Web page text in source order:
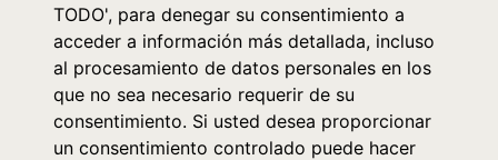
TODO', para denegar su consentimiento a
acceder a información más detallada, incluso
al procesamiento de datos personales en los
que no sea necesario requerir de su
consentimiento. Si usted desea proporcionar
un consentimiento controlado puede hacer